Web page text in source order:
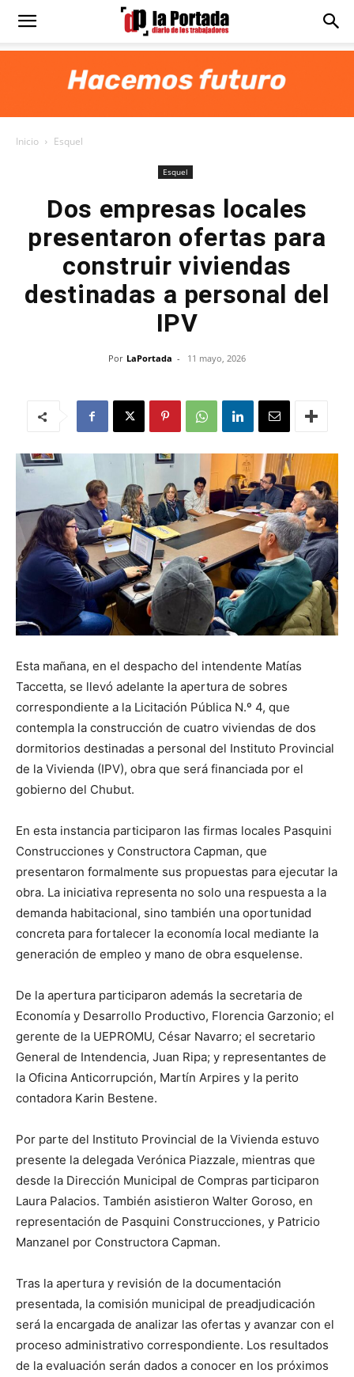
Diario
Inicio Esquel
Esquel
Dos empresas locales
presentaron ofertas para
construir viviendas
destinadas a personal del
IPV
Por LaPortada - 11 mayo, 2026
Esta mañana, en el despacho del intendente Matías
Taccetta, se llevó adelante la apertura de sobres
correspondiente a la Licitación Pública N.º 4, que
contempla la construcción de cuatro viviendas de dos
dormitorios destinadas a personal del Instituto Provincial
de la Vivienda (IPV), obra que será financiada por el
gobierno del Chubut.
En esta instancia participaron las firmas locales Pasquini
Construcciones y Constructora Capman, que
presentaron formalmente sus propuestas para ejecutar la
obra. La iniciativa representa no solo una respuesta a la
demanda habitacional, sino también una oportunidad
concreta para fortalecer la economía local mediante la
generación de empleo y mano de obra esquelense.
De la apertura participaron además la secretaria de
Economía y Desarrollo Productivo, Florencia Garzonio; el
gerente de la UEPROMU, César Navarro; el secretario
General de Intendencia, Juan Ripa; y representantes de
la Oficina Anticorrupción, Martín Arpires y la perito
contadora Karin Bestene.
Por parte del Instituto Provincial de la Vivienda estuvo
presente la delegada Verónica Piazzale, mientras que
desde la Dirección Municipal de Compras participaron
Laura Palacios. También asistieron Walter Goroso, en
representación de Pasquini Construcciones, y Patricio
Manzanel por Constructora Capman.
Tras la apertura y revisión de la documentación
presentada, la comisión municipal de preadjudicación
será la encargada de analizar las ofertas y avanzar con el
proceso administrativo correspondiente. Los resultados
de la evaluación serán dados a conocer en los próximos